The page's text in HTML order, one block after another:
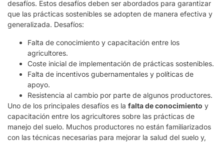
desafíos. Estos desafíos deben ser abordados para garantizar
que las prácticas sostenibles se adopten de manera efectiva y
generalizada. Desafíos:
Falta de conocimiento y capacitación entre los
agricultores.
Coste inicial de implementación de prácticas sostenibles.
Falta de incentivos gubernamentales y políticas de
apoyo.
Resistencia al cambio por parte de algunos productores.
Uno de los principales desafíos es la falta de conocimiento y
capacitación entre los agricultores sobre las prácticas de
manejo del suelo. Muchos productores no están familiarizados
con las técnicas necesarias para mejorar la salud del suelo y,